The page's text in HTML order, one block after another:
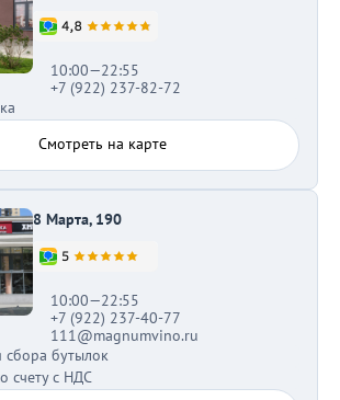
10:00—22:55
+7 (922) 237-82-72
Смотреть на карте
8 Марта, 190
10:00—22:55
+7 (922) 237-40-77
111@magnumvino.ru
сбора бутылок
счету с НДС